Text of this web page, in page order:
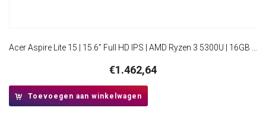
Acer Aspire Lite 15 | 15.6” Full HD IPS | AMD Ryzen 3 5300U | 16GB RAM | 512GB SSD | W11 Pro
€1.462,64
Toevoegen aan winkelwagen